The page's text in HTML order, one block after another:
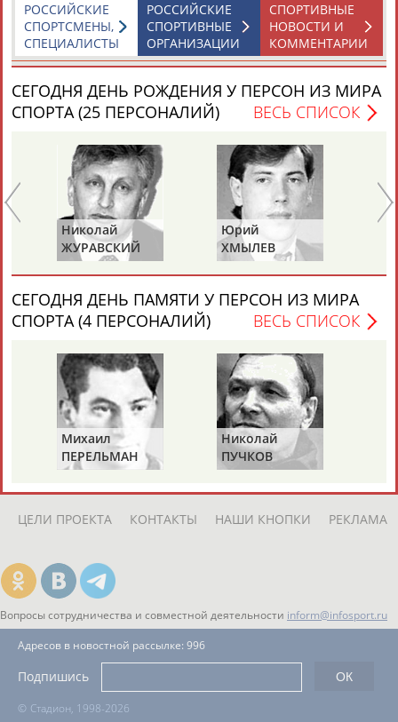
Каримжан
АБДРАХМАНОВ
Аделя
АБДРАХМАНОВА
Андрей
АБДУВАЛИЕВ
Герман
АБДУЛАЕВ
АБДУЛАЕВ
Тагир
АБДУЛАЕВ
Камиль
АБДУЛАЗИЗОВ
Загалав
АБДУЛБЕКОВ
Камалудин
АБДУЛДАУДОВ
Абдула
АБДУЛЖАЛИЛОВ
Магомед
АБДУЛКАГИРОВ
Назир
АБДУЛЛАЕВ
24 персон из 13181
ЕЩЁ ПЕРСОНЫ
ТАБЛО АКТИВНОСТИ
ЦЕЛИ ПРОЕКТА КОНТАКТЫ НАШИ КНОПКИ РЕКЛАМА
Вопросы сотрудничества и совместной деятельности inform@infosport.ru
© Стадион, 1998-2026
Адресов в новостной рассылке: 996
Подпишись
СПОРТИВНЫЕ
НОВОСТИ И
КОММЕНТАРИИ
РОССИЙСКИЕ
СПОРТИВНЫЕ
ОРГАНИЗАЦИИ
РОССИЙСКИЕ
СПОРТСМЕНЫ,
СПЕЦИАЛИСТЫ
СЕГОДНЯ ДЕНЬ РОЖДЕНИЯ У ПЕРСОН ИЗ МИРА
СПОРТА (25 ПЕРСОНАЛИЙ)
ВЕСЬ СПИСОК
Николай
ЖУРАВСКИЙ
Юрий
ХМЫЛЕВ
СЕГОДНЯ ДЕНЬ ПАМЯТИ У ПЕРСОН ИЗ МИРА
СПОРТА (4 ПЕРСОНАЛИЙ)
ВЕСЬ СПИСОК
Михаил
ПЕРЕЛЬМАН
(ПЕРЛЬМАН)
Николай
ПУЧКОВ